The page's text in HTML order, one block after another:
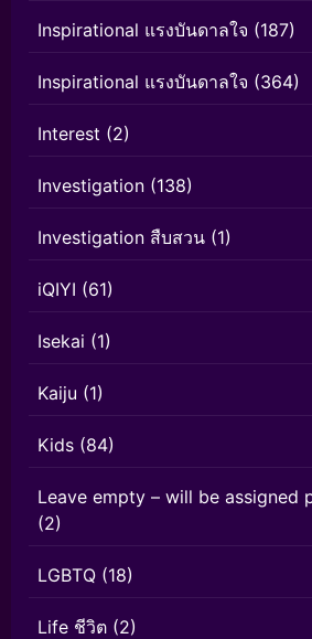
Inspirational แรงบันดาลใจ (187)
Inspirational แรงบันดาลใจ (364)
Interest (2)
Investigation (138)
Investigation สืบสวน (1)
iQIYI (61)
Isekai (1)
Kaiju (1)
Kids (84)
Leave empty – will be assigned
(2)
LGBTQ (18)
Life ชีวิต (2)